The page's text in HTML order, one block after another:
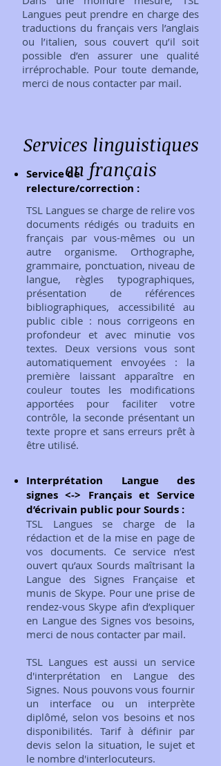
Langues peut prendre en charge des
traductions du français vers l’anglais
ou l’italien, sous couvert qu’il soit
possible d’en assurer une qualité
irréprochable. Pour toute demande,
merci de nous contacter par mail.
Service de
relecture/correction :
TSL Langues se charge de relire vos
documents rédigés ou traduits en
français par vous-mêmes ou un
autre organisme. Orthographe,
grammaire, ponctuation, niveau de
langue, règles typographiques,
présentation de références
bibliographiques, accessibilité au
public cible : nous corrigeons en
profondeur et avec minutie vos
textes. Deux versions vous sont
automatiquement envoyées : la
première laissant apparaître en
couleur toutes les modifications
apportées pour faciliter votre
contrôle, la seconde présentant un
texte propre et sans erreurs prêt à
être utilisé.
Interprétation Langue des
signes <-> Français et Service
d’écrivain public pour Sourds :
TSL Langues se charge de la
rédaction et de la mise en page de
vos documents. Ce service n’est
ouvert qu’aux Sourds maîtrisant la
Langue des Signes Française et
munis de Skype. Pour une prise de
rendez-vous Skype afin d’expliquer
en Langue des Signes vos besoins,
merci de nous contacter par mail.
TSL Langues est aussi un service
d'interprétation en Langue des
Signes. Nous pouvons vous fournir
un interface ou un interprète
diplômé, selon vos besoins et nos
disponibilités. Tarif à définir par
devis selon la situation, le sujet et
le nombre d'interlocuteurs.
Services linguistiques
en français